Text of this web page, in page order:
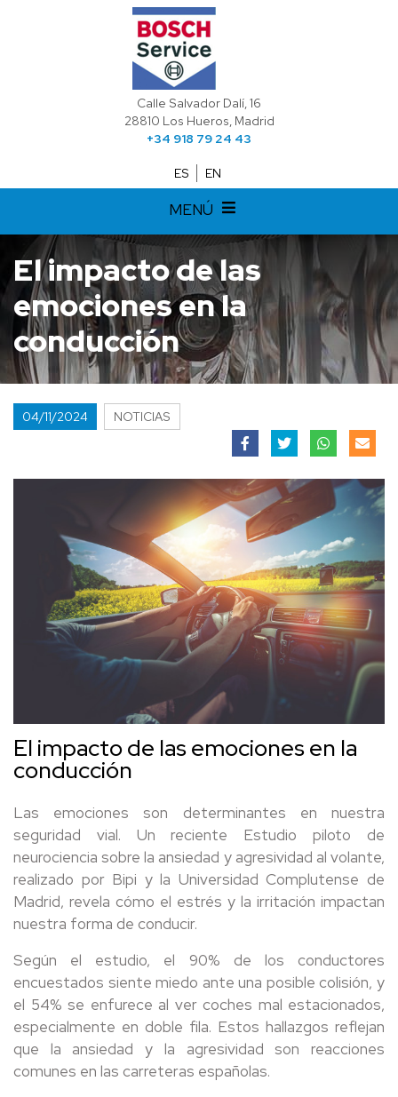
Calle Salvador Dalí, 16
28810 Los Hueros, Madrid
+34 918 79 24 43
ES EN
MENÚ
El impacto de las
emociones en la
conducción
04/11/2024 NOTICIAS
El impacto de las emociones en la
conducción
Las emociones son determinantes en nuestra
seguridad vial. Un reciente Estudio piloto de
neurociencia sobre la ansiedad y agresividad al volante,
realizado por Bipi y la Universidad Complutense de
Madrid, revela cómo el estrés y la irritación impactan
nuestra forma de conducir.
Según el estudio, el 90% de los conductores
encuestados siente miedo ante una posible colisión, y
el 54% se enfurece al ver coches mal estacionados,
especialmente en doble fila. Estos hallazgos reflejan
que la ansiedad y la agresividad son reacciones
comunes en las carreteras españolas.